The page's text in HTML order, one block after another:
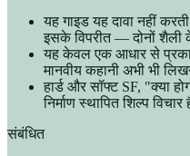
यह गाइड यह दावा नहीं
इसके विपरीत — दोनों शैली
यह केवल एक आधार से
मानवीय कहानी अभी भी
हार्ड और सॉफ्ट SF, "क्या
निर्माण स्थापित शिल्प
संबंधित